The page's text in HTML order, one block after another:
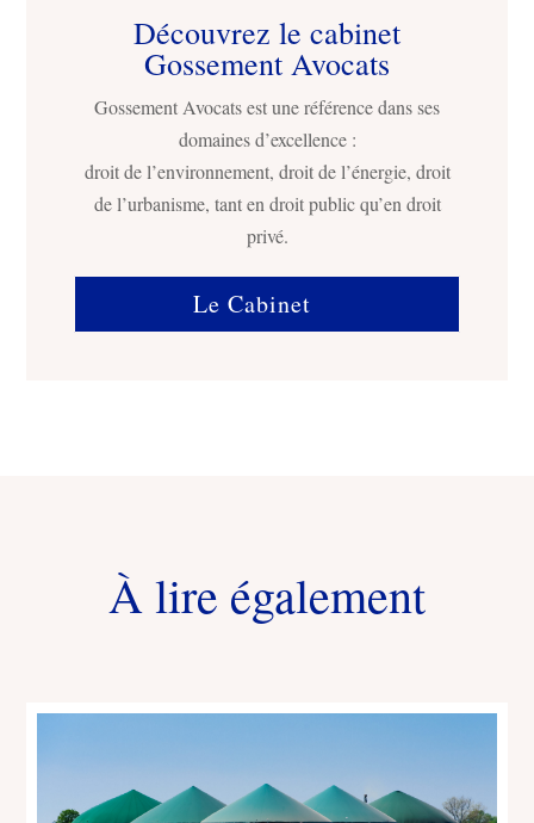
Découvrez le cabinet
Gossement Avocats
Gossement Avocats est une référence dans ses
domaines d’excellence :
droit de l’environnement, droit de l’énergie, droit
de l’urbanisme, tant en droit public qu’en droit
privé.
Le Cabinet
À lire également